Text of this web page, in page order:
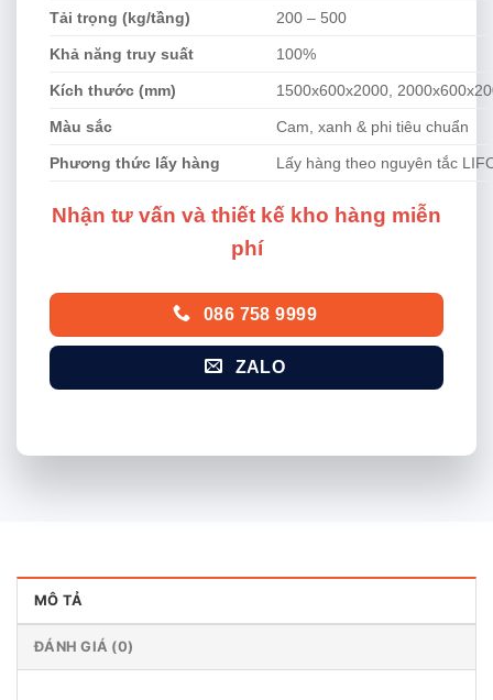
Tải trọng (kg/tầng) 200 – 500
Khả năng truy suất 100%
Kích thước (mm) 1500x600x2000,
Màu sắc Cam, xanh & phi tiêu chuẩn
Phương thức lấy hàng Lấy hàng theo nguyên tắc
Nhận tư vấn và thiết kế kho hàng miễn
phí
086 758 9999
ZALO
MÔ TẢ
ĐÁNH GIÁ (0)